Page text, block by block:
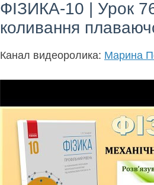
ФІЗИКА-10 | Урок
коливання
Канал видеоролика: Марина